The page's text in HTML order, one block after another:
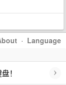
· Language
！ ›